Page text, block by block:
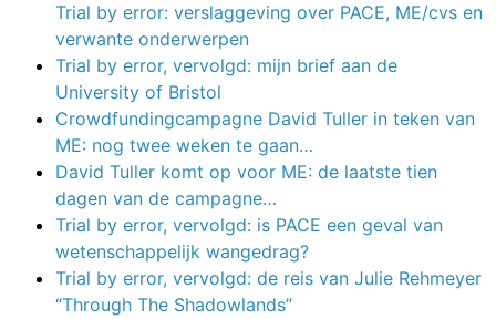
Trial by error: verslaggeving over PACE, ME/cvs en
verwante onderwerpen
Trial by error, vervolgd: mijn brief aan de
University of Bristol
Crowdfundingcampagne David Tuller in teken van
ME: nog twee weken te gaan…
David Tuller komt op voor ME: de laatste tien
dagen van de campagne…
Trial by error, vervolgd: is PACE een geval van
wetenschappelijk wangedrag?
Trial by error, vervolgd: de reis van Julie Rehmeyer
“Through The Shadowlands”